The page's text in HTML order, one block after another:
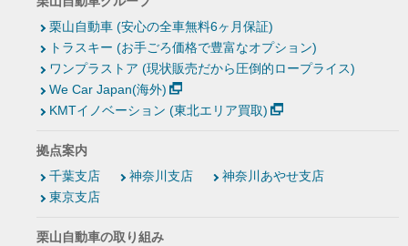
栗山自動車 (安心の全車無料6ヶ月保証)
トラスキー (お手ごろ価格で豊富なオプション)
ワンプラストア (現状販売だから圧倒的ロープライス)
We Car Japan(海外)
KMTイノベーション (東北エリア買取)
拠点案内
千葉支店
神奈川支店
神奈川あやせ支店
東京支店
栗山自動車の取り組み